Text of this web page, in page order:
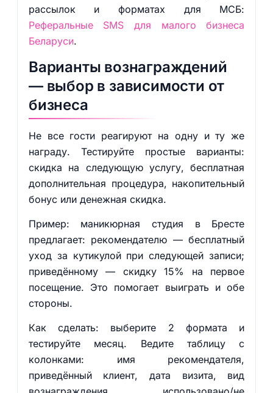
рассылок и форматах для МСБ:
Реферальные SMS для малого бизнеса
Беларуси.
Варианты вознаграждений
— выбор в зависимости от
бизнеса
Не все гости реагируют на одну и ту же
награду. Тестируйте простые варианты:
скидка на следующую услугу, бесплатная
дополнительная процедура, накопительный
бонус или денежная скидка.
Пример: маникюрная студия в Бресте
предлагает: рекомендателю — бесплатный
уход за кутикулой при следующей записи;
приведённому — скидку 15% на первое
посещение. Это помогает выиграть и обе
стороны.
Как сделать: выберите 2 формата и
тестируйте месяц. Ведите таблицу с
колонками: имя рекомендателя,
приведённый клиент, дата визита, вид